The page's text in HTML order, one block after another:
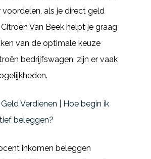
voordelen, als je direct geld
Van Beek helpt je graag
van de optimale keuze
bedrijfswagen, zijn er vaak
Verdienen | Hoe begin ik
beleggen?
inkomen beleggen